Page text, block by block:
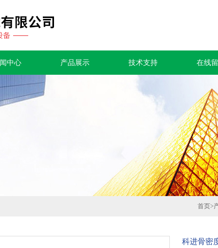
中心 产品展示 技术支持 在线
首页>
科进骨密